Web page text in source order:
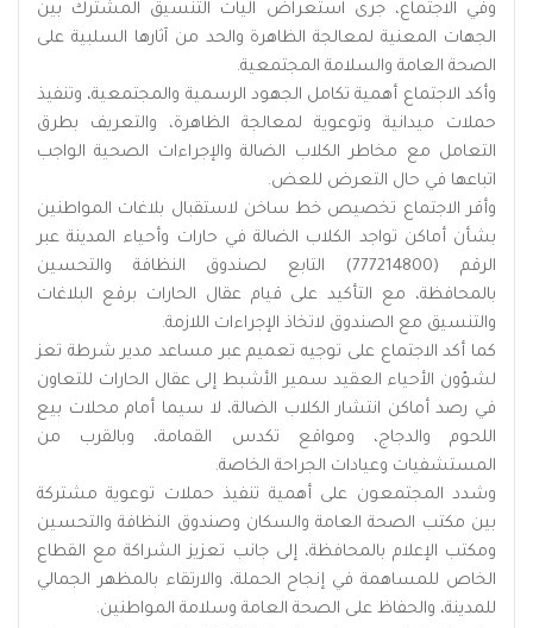
وفي الاجتماع، جرى استعراض آليات التنسيق المشترك بين
الجهات المعنية لمعالجة الظاهرة والحد من آثارها السلبية على
الصحة العامة والسلامة المجتمعية.
وأكد الاجتماع أهمية تكامل الجهود الرسمية والمجتمعية، وتنفيذ
حملات ميدانية وتوعوية لمعالجة الظاهرة، والتعريف بطرق
التعامل مع مخاطر الكلاب الضالة والإجراءات الصحية الواجب
اتباعها في حال التعرض للعض.
وأقر الاجتماع تخصيص خط ساخن لاستقبال بلاغات المواطنين
بشأن أماكن تواجد الكلاب الضالة في حارات وأحياء المدينة عبر
الرقم (777214800) التابع لصندوق النظافة والتحسين
بالمحافظة، مع التأكيد على قيام عقال الحارات برفع البلاغات
والتنسيق مع الصندوق لاتخاذ الإجراءات اللازمة.
كما أكد الاجتماع على توجيه تعميم عبر مساعد مدير شرطة تعز
لشؤون الأحياء العقيد سمير الأشبط إلى عقال الحارات للتعاون
في رصد أماكن انتشار الكلاب الضالة، لا سيما أمام محلات بيع
اللحوم والدجاج، ومواقع تكدس القمامة، وبالقرب من
المستشفيات وعيادات الجراحة الخاصة.
وشدد المجتمعون على أهمية تنفيذ حملات توعوية مشتركة
بين مكتب الصحة العامة والسكان وصندوق النظافة والتحسين
ومكتب الإعلام بالمحافظة، إلى جانب تعزيز الشراكة مع القطاع
الخاص للمساهمة في إنجاح الحملة، والارتقاء بالمظهر الجمالي
للمدينة، والحفاظ على الصحة العامة وسلامة المواطنين.